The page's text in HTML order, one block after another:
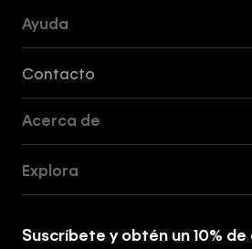
Ayuda
Contacto
Acerca de
Explora
Suscríbete y obtén un 10%